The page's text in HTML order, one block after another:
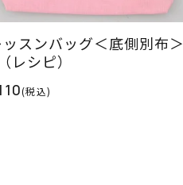
ッスンバッグ＜底側別布＞
レシピ）
(税込)